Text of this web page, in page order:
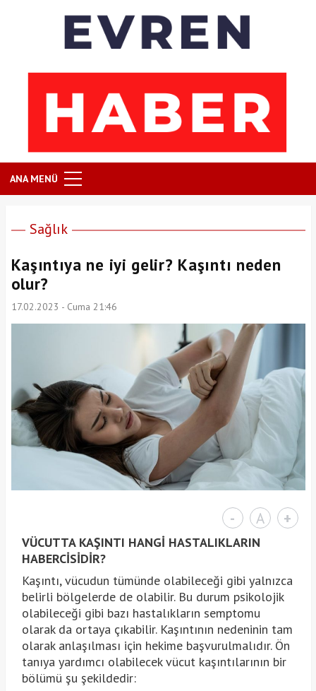
ANA MENÜ
Sağlık
Kaşıntıya ne iyi gelir? Kaşıntı neden
olur?
17.02.2023 - Cuma 21:46
- A +
VÜCUTTA KAŞINTI HANGİ HASTALIKLARIN
HABERCİSİDİR?
Kaşıntı, vücudun tümünde olabileceği gibi yalnızca
belirli bölgelerde de olabilir. Bu durum psikolojik
olabileceği gibi bazı hastalıkların semptomu
olarak da ortaya çıkabilir. Kaşıntının nedeninin tam
olarak anlaşılması için hekime başvurulmalıdır. Ön
tanıya yardımcı olabilecek vücut kaşıntılarının bir
bölümü şu şekildedir: